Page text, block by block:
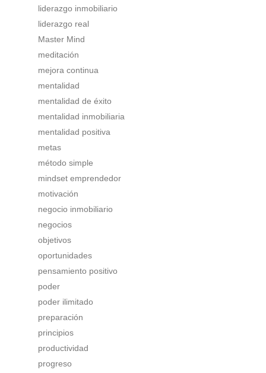
liderazgo inmobiliario
liderazgo real
Master Mind
meditación
mejora continua
mentalidad
mentalidad de éxito
mentalidad inmobiliaria
mentalidad positiva
metas
método simple
mindset emprendedor
motivación
negocio inmobiliario
negocios
objetivos
oportunidades
pensamiento positivo
poder
poder ilimitado
preparación
principios
productividad
progreso